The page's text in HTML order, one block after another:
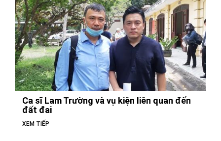
Ca sĩ Lam Trường và vụ kiện liên quan đến
đất đai
XEM TIẾP